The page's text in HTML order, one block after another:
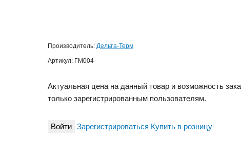
Производитель: Дельта-Терм
Артикул: ГМ004
Актуальная цена на данный товар и возможность
только зарегистрированным пользователям.
Войти Зарегистрироваться Купить в розницу